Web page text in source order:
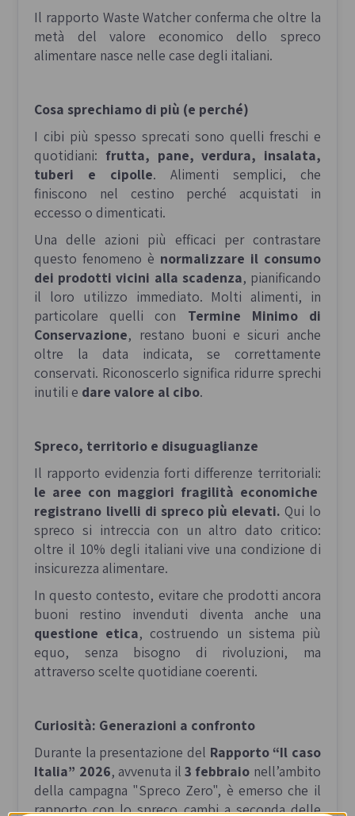
Il rapporto Waste Watcherconferma che oltre la
metà del valore economico dello spreco
alimentare nasce nelle case degli italiani.
Cosa sprechiamo di più (e perché)
I cibi più spesso sprecati sono quelli freschi e
quotidiani: frutta, pane, verdura, insalata,
tuberi e cipolle. Alimenti semplici, che
finiscono nel cestino perché acquistati in
eccesso o dimenticati.
Una delle azioni più efficaci per contrastare
questo fenomeno è normalizzare il consumo
dei prodotti vicini alla scadenza, pianificando
il loro utilizzo immediato. Molti alimenti, in
particolare quelli con Termine Minimo di
Conservazione, restano buoni e sicuri anche
oltre la data indicata, se correttamente
conservati. Riconoscerlo significa ridurre sprechi
inutili e dare valore al cibo.
Spreco, territorio e disuguaglianze
Il rapporto evidenzia forti differenze territoriali:
le aree con maggiori fragilità economiche
registrano livelli di spreco più elevati. Qui lo
spreco si intreccia con un altro dato critico:
oltre il 10% degli italiani vive una condizione di
insicurezza alimentare.
In questo contesto, evitare che prodotti ancora
buoni restino invenduti diventa anche una
questione etica, costruendo un sistema più
equo, senza bisogno di rivoluzioni, ma
attraverso scelte quotidiane coerenti.
Curiosità: Generazioni a confronto
Durante la presentazione del Rapporto “Il caso
Italia” 2026, avvenuta il3 febbraio nell’ambito
della campagna "Spreco Zero", è emerso che il
rapporto con lo spreco cambi a seconda delle